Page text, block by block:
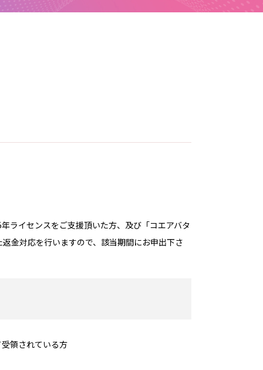
ライセンスをご支援頂いた方、及び「コエアバタ
金対応を行いますので、該当期間にお申出下さ
領されている方